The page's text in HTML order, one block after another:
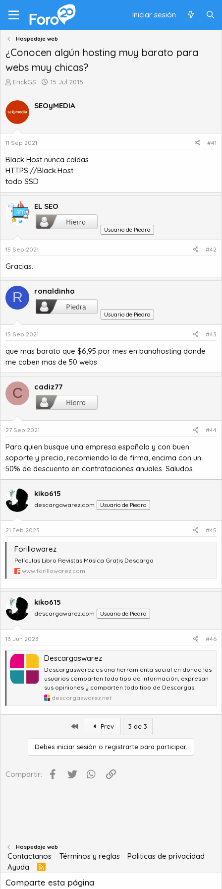
Iniciar sesión
Hospedaje web
¿Conocen algún hosting muy barato para
webs muy chicas?
A
t
o
t
e
m
a
ErickGS
F
h
n
c
o
15 Jul 2015
SEOyMEDIA
11 Sep 2021 #41
Black Host nunca caídas
HTTPS://Black.Host
todo SSD
EL SEO
Usuario de Piedra
15 Sep 2021 #42
Gracias.
R ronaldinho
Usuario de Piedra
15 Sep 2021 #43
que mas barato que $6,95 por mes en banahosting donde
me caben mas de 50 webs
C cadiz77
27 Sep 2021 #44
Para quien busque una empresa española y con buen
soporte y precio, recomiendo la de firma, encima con un
50% de descuento en contrataciones anuales. Saludos.
kiko615
descargawarez.com Usuario de Piedra
21 Feb 2023 #45
Forillowarez
Películas Libro Revistas Música Gratis Descarga
www.forillowarez.com
kiko615
descargawarez.com Usuario de Piedra
13 Jun 2023 #46
Descargaswarez
Descargaswarez es una herramienta social en donde los
usuarios comparten todo tipo de información, expresan
sus opiniones y comparten todo tipo de Descargas.
descargaswarez.net
PrimeroPrev 3 de 3
Debes iniciar sesión o registrarte para participar.
Compartir: Facebook
Twitter WhatsApp
Hospedaje web
Contactanos Términos y reglas
Politicas de privacidad
Ayuda
R
S
S
Comparte esta página